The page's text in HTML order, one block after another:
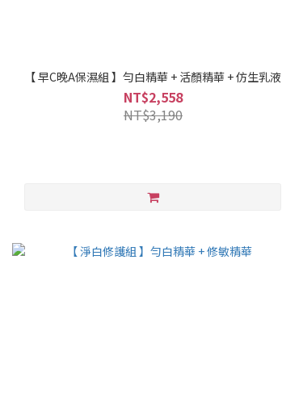
【 早C晚A保濕組 】勻白精華 + 活顏精華 + 仿生乳液
NT$2,558
NT$3,190